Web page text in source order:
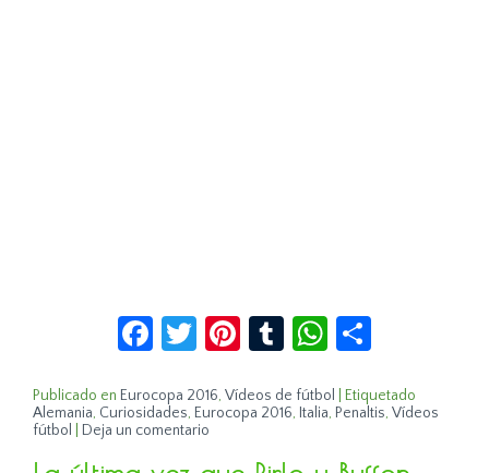
Facebook
Twitter
Pinterest
TumblrWhatsApp
Publicado en Eurocopa 2016,Vídeos de fútbol
Etiquetado
Alemania, Curiosidades, Eurocopa 2016, Italia, Penaltis,Vídeos
fútbol
Deja un comentario